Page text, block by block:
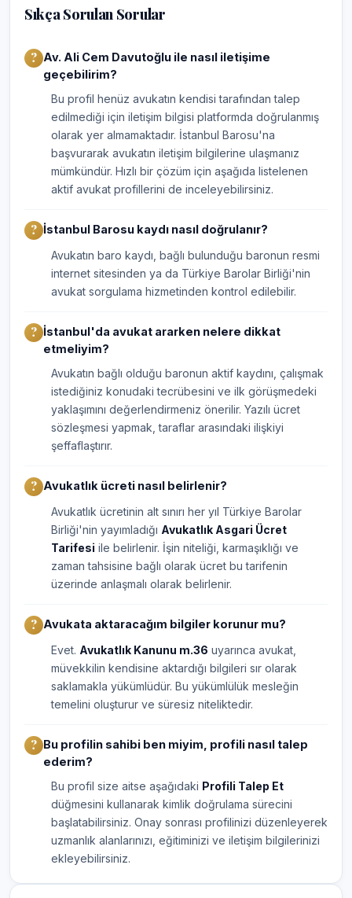
Sıkça Sorulan Sorular
Av. Ali Cem Davutoğlu ile nasıl iletişime
geçebilirim?
Bu profil henüz avukatın kendisi tarafından talep
edilmediği için iletişim bilgisi platformda doğrulanmış
olarak yer almamaktadır. İstanbul Barosu'na
başvurarak avukatın iletişim bilgilerine ulaşmanız
mümkündür. Hızlı bir çözüm için aşağıda listelenen
aktif avukat profillerini de inceleyebilirsiniz.
İstanbul Barosu kaydı nasıl doğrulanır?
Avukatın baro kaydı, bağlı bulunduğu baronun resmi
internet sitesinden ya da Türkiye Barolar Birliği'nin
avukat sorgulama hizmetinden kontrol edilebilir.
İstanbul'da avukat ararken nelere dikkat
etmeliyim?
Avukatın bağlı olduğu baronun aktif kaydını, çalışmak
istediğiniz konudaki tecrübesini ve ilk görüşmedeki
yaklaşımını değerlendirmeniz önerilir. Yazılı ücret
sözleşmesi yapmak, taraflar arasındaki ilişkiyi
şeffaflaştırır.
Avukatlık ücreti nasıl belirlenir?
Avukatlık ücretinin alt sınırı her yıl Türkiye Barolar
Birliği'nin yayımladığı Avukatlık Asgari Ücret
Tarifesi ile belirlenir. İşin niteliği, karmaşıklığı ve
zaman tahsisine bağlı olarak ücret bu tarifenin
üzerinde anlaşmalı olarak belirlenir.
Avukata aktaracağım bilgiler korunur mu?
Evet. Avukatlık Kanunu m.36 uyarınca avukat,
müvekkilin kendisine aktardığı bilgileri sır olarak
saklamakla yükümlüdür. Bu yükümlülük mesleğin
temelini oluşturur ve süresiz niteliktedir.
Bu profilin sahibi ben miyim, profili nasıl talep
ederim?
Bu profil size aitse aşağıdaki Profili Talep Et
düğmesini kullanarak kimlik doğrulama sürecini
başlatabilirsiniz. Onay sonrası profilinizi düzenleyerek
uzmanlık alanlarınızı, eğitiminizi ve iletişim bilgilerinizi
ekleyebilirsiniz.